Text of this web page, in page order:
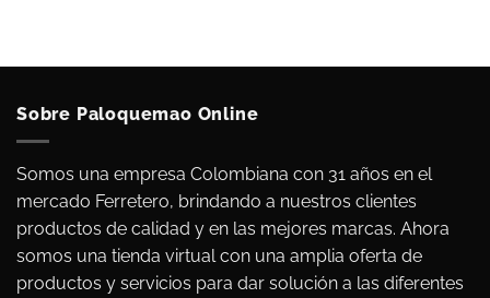
Sobre Paloquemao Online
Somos una empresa Colombiana con 31 años en el
mercado Ferretero, brindando a nuestros clientes
productos de calidad y en las mejores marcas. Ahora
somos una tienda virtual con una amplia oferta de
productos y servicios para dar solución a las diferentes